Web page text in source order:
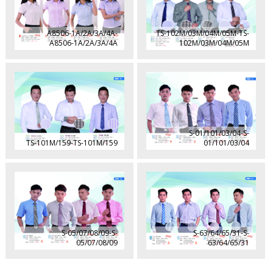
A8506-1A/2A/3A/4A-
A8506-1A/2A/3A/4A
TS-102M/03M/04M/05M-TS-
102M/03M/04M/05M
TS-101M/159-TS-101M/159
S-01/101/03/04-S-
01/101/03/04
S-05/07/08/09-S-
05/07/08/09
S-63/64/65/31-S-
63/64/65/31